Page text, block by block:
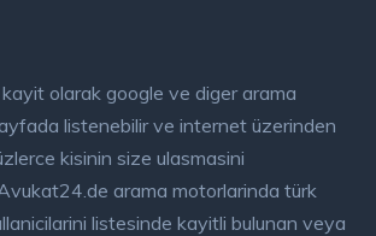
olarak google ve diger arama
listenebilir ve internet üzerinden
kisinin size ulasmasini
arama motorlarinda türk
listesinde kayitli bulunan veya